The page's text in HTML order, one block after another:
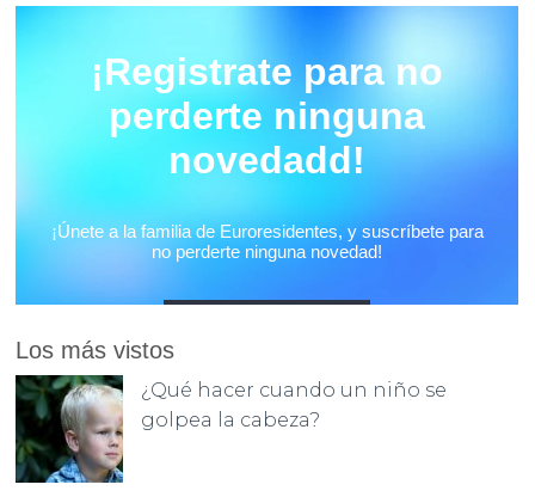
Los más vistos
¿Qué hacer cuando un niño se
golpea la cabeza?